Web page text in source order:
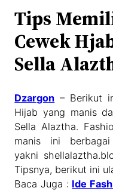
Tips
Cewek
Sella
Dzargon – Berikut
Hijab yang manis
Sella Alaztha.
manis ini
yakni
Tipsnya, berikut ini
Baca Juga : Ide